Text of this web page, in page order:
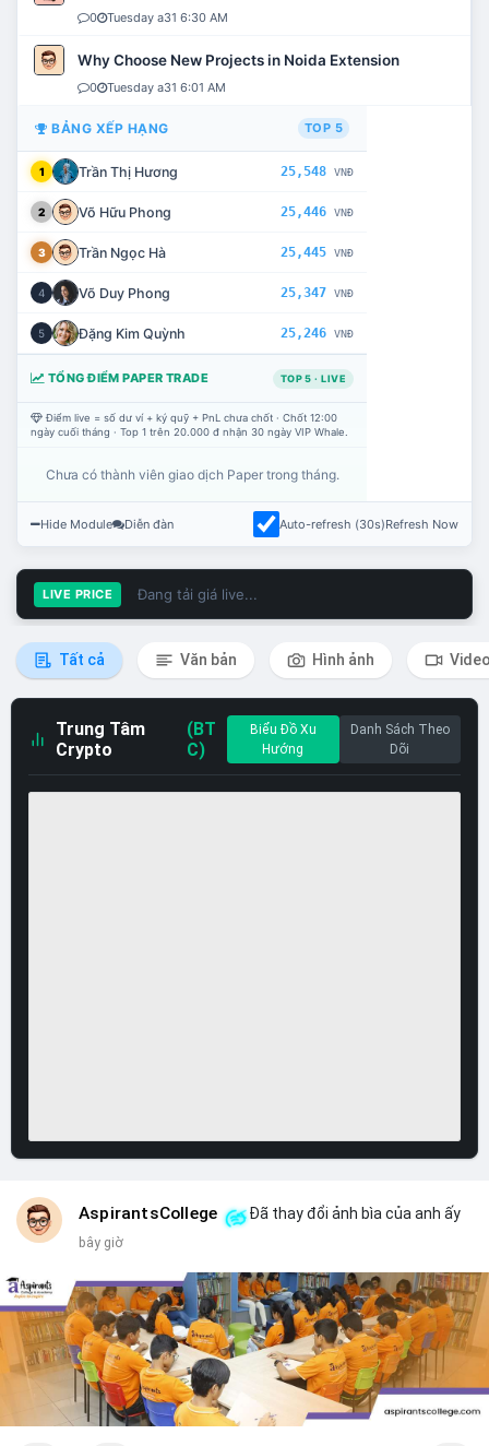
0 Tuesday a31 6:30 AM
Why Choose New Projects in Noida Extension
0 Tuesday a31 6:01 AM
BẢNG XẾP HẠNG TOP 5
1 Trần Thị Hương 25,548 VNĐ
2 Võ Hữu Phong 25,446 VNĐ
3 Trần Ngọc Hà 25,445 VNĐ
4 Võ Duy Phong 25,347 VNĐ
5 Đặng Kim Quỳnh 25,246 VNĐ
TỔNG ĐIỂM PAPER TRADE TOP 5 · LIVE
Điểm live = số dư ví + ký quỹ + PnL chưa chốt · Chốt 12:00
ngày cuối tháng · Top 1 trên 20.000 đ nhận 30 ngày VIP Whale.
Chưa có thành viên giao dịch Paper trong tháng.
Hide Module Diễn đàn Auto-refresh (30s)Refresh Now
LIVE PRICE Đang tải giá live...
Tất cả Văn bản Hình ảnh
Trung Tâm
Crypto
(BT
C)
Biểu Đồ Xu
Hướng
Danh Sách Theo
Dõi
AspirantsCollege Đã thay đổi ảnh bìa của anh ấy
bây giờ